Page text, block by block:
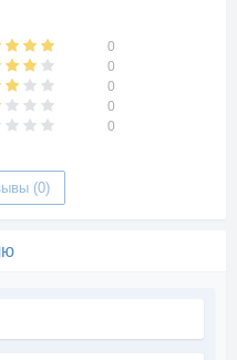
0
0
0
0
0
(0)